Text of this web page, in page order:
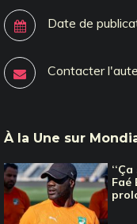
Date de
Contacter
À la Une sur
Faé